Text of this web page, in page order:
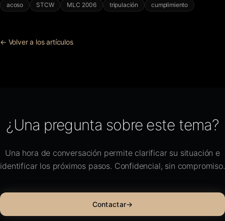
acoso STCW MLC 2006 tripulación cumplimiento
← Volver a los artículos
¿Una pregunta sobre este tema?
Una hora de conversación permite clarificar su situación e
identificar los próximos pasos. Confidencial, sin compromiso.
Contactar→